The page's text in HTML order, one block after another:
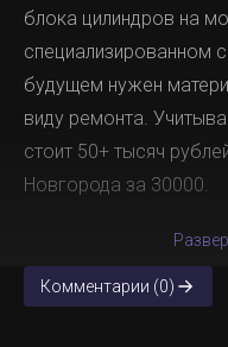
блока цилиндров на
специализированном
будущем нужен
виду ремонта.
стоит 50+ тысяч
Новгорода за 30000.
Комментарии (0)